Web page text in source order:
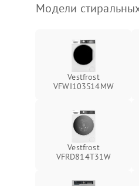
Модели
Vestfrost
VFWI103S14MW
Vestfrost
VFRD814T31W